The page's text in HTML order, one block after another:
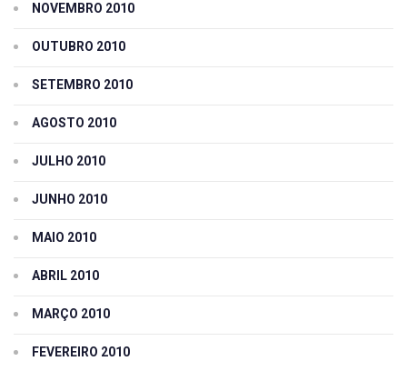
NOVEMBRO 2010
OUTUBRO 2010
SETEMBRO 2010
AGOSTO 2010
JULHO 2010
JUNHO 2010
MAIO 2010
ABRIL 2010
MARÇO 2010
FEVEREIRO 2010